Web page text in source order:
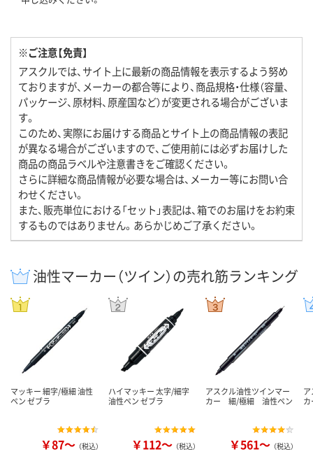
※ご注意【免責】
アスクルでは、サイト上に最新の商品情報を表示するよう努め
ておりますが、メーカーの都合等により、商品規格・仕様（容量、
パッケージ、原材料、原産国など）が変更される場合がございま
す。
このため、実際にお届けする商品とサイト上の商品情報の表記
が異なる場合がございますので、ご使用前には必ずお届けした
商品の商品ラベルや注意書きをご確認ください。
さらに詳細な商品情報が必要な場合は、メーカー等にお問い合
わせください。
また、販売単位における「セット」表記は、箱でのお届けをお約束
するものではありません。あらかじめご了承ください。
油性マーカー（ツイン）の売れ筋ランキング
マッキー 細字/極細 油性
ペン ゼブラ
￥87～ （税込）
ハイマッキー 太字/細字
油性ペン ゼブラ
￥112～ （税込）
アスクル油性ツインマー
カー 細/極細 油性ペン
￥561～ （税込）